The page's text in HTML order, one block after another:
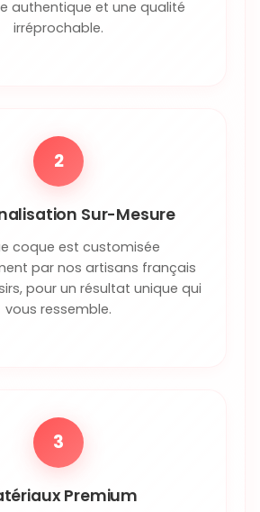
authentique et une qualité
irréprochable.
2
Sur-Mesure
coque est customisée
par nos artisans français
pour un résultat unique qui
vous ressemble.
3
Premium